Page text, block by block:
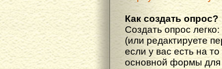
Как создать опрос?
Создать опрос
(или редактируете
если у вас есть на
основной формы